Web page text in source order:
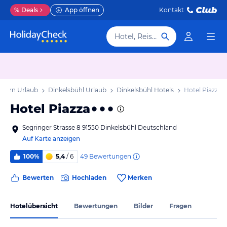
% Deals App öffnen Kontakt
Hotel, Reiseziel
Urlaub Dinkelsbühl Urlaub Dinkelsbühl Hotels Hotel Piazza
Hotel Piazza
Segringer Strasse 8 91550 Dinkelsbühl Deutschland
Auf Karte anzeigen
100% 5,4/ 6 49 Bewertungen
Bewerten Hochladen Merken
Hotelübersicht Bewertungen Bilder Fragen